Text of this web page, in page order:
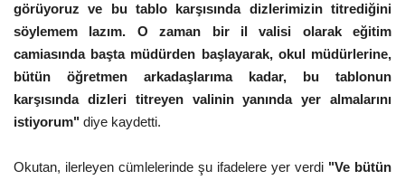
görüyoruz ve bu tablo karşısında dizlerimizin titrediğini
söylemem lazım. O zaman bir il valisi olarak eğitim
camiasında başta müdürden başlayarak, okul müdürlerine,
bütün öğretmen arkadaşlarıma kadar, bu tablonun
karşısında dizleri titreyen valinin yanında yer almalarını
istiyorum" diye kaydetti.
Okutan, ilerleyen cümlelerinde şu ifadelere yer verdi "Ve bütün